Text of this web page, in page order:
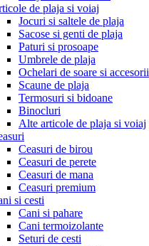
de plaja si voiaj
Jocuri si saltele de plaja
Sacose si genti de plaja
Paturi si prosoape
Umbrele de plaja
Ochelari de soare si accesorii
Scaune de plaja
Termosuri si bidoane
Binocluri
Alte articole de plaja si voiaj
Ceasuri de birou
Ceasuri de perete
Ceasuri de mana
Ceasuri premium
si cesti
Cani si pahare
Cani termoizolante
Seturi de cesti